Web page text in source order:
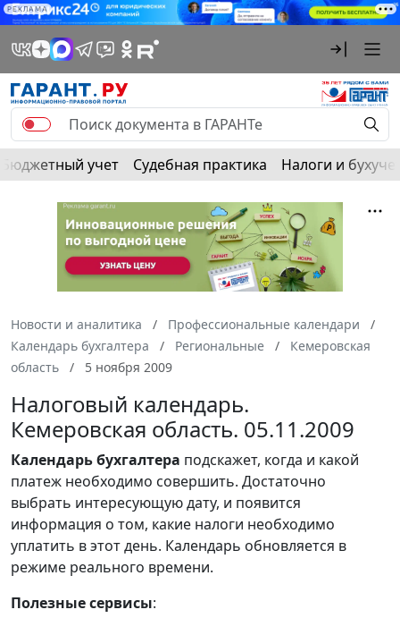
РЕКЛАМА
Бюджетный учет Судебная практика Налоги и
Новости и аналитика
Профессиональные календари
Календарь бухгалтера
Региональные
Кемеровская
область
5 ноября 2009
Налоговый календарь.
Кемеровская область. 05.11.2009
Календарьбухгалтера подскажет, когда и какой
платеж необходимо совершить. Достаточно
выбрать интересующую дату, и появится
информация о том, какие налоги необходимо
уплатить в этот день. Календарь обновляется в
режиме реального времени.
Полезные сервисы: